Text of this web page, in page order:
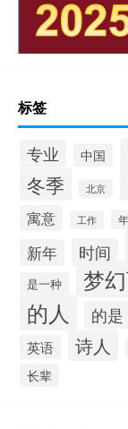
标签
专业 中国
冬季 北京
寓意 工作
新年 时间
是一种 梦
的人 的是
英语 诗人
长辈